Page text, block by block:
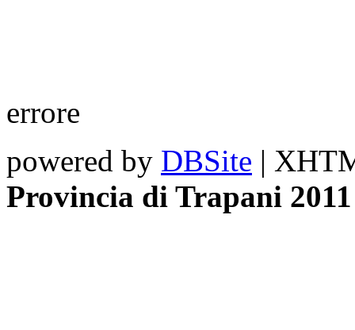
errore
powered by DBSite |
Provincia di Trapani 2011